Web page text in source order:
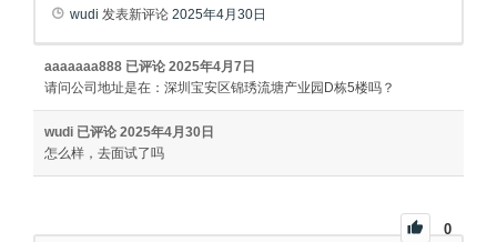
wudi 发表新评论 2025年4月30日
aaaaaaa888 已评论 2025年4月7日
请问公司地址是在：深圳宝安区锦琇流塘产业园D栋5楼吗？
wudi 已评论 2025年4月30日
怎么样，去面试了吗
0